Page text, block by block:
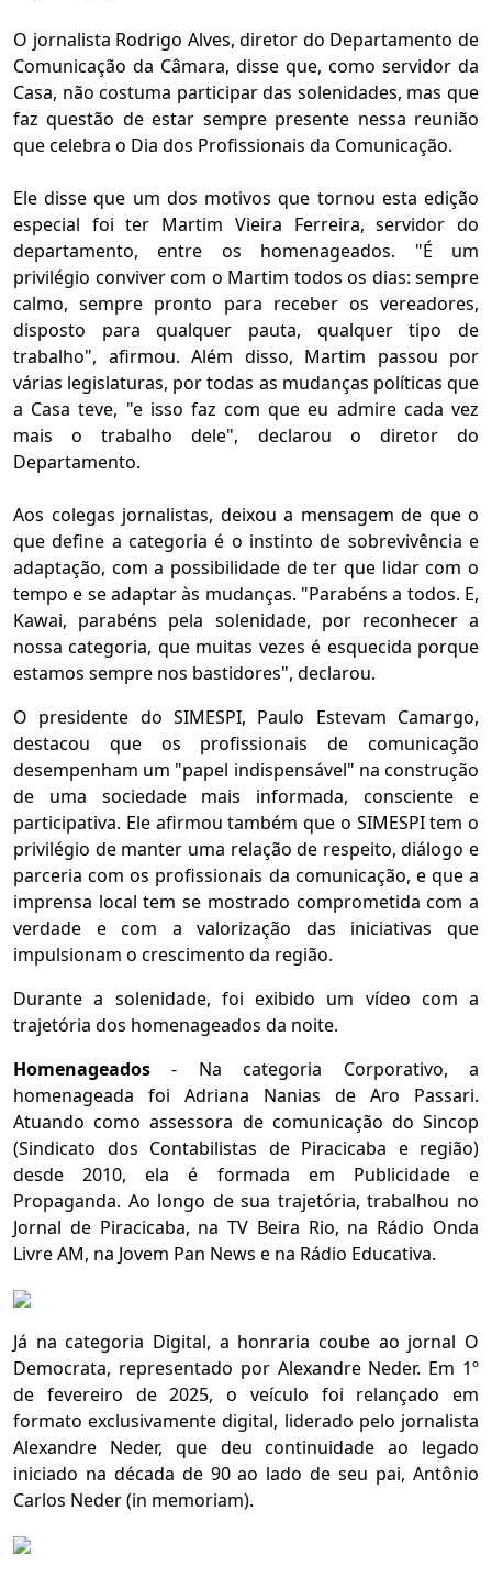
O jornalista Rodrigo Alves, diretor do Departamento de
Comunicação da Câmara, disse que, como servidor da
Casa, não costuma participar das solenidades, mas que
faz questão de estar sempre presente nessa reunião
que celebra o Dia dos Profissionais da Comunicação.
Ele disse que um dos motivos que tornou esta edição
especial foi ter Martim Vieira Ferreira, servidor do
departamento, entre os homenageados. "É um
privilégio conviver com o Martim todos os dias: sempre
calmo, sempre pronto para receber os vereadores,
disposto para qualquer pauta, qualquer tipo de
trabalho", afirmou. Além disso, Martim passou por
várias legislaturas, por todas as mudanças políticas que
a Casa teve, "e isso faz com que eu admire cada vez
mais o trabalho dele", declarou o diretor do
Departamento.
Aos colegas jornalistas, deixou a mensagem de que o
que define a categoria é o instinto de sobrevivência e
adaptação, com a possibilidade de ter que lidar com o
tempo e se adaptar às mudanças. "Parabéns a todos. E,
Kawai, parabéns pela solenidade, por reconhecer a
nossa categoria, que muitas vezes é esquecida porque
estamos sempre nos bastidores", declarou.
O presidente do SIMESPI, Paulo Estevam Camargo,
destacou que os profissionais de comunicação
desempenham um "papel indispensável" na construção
de uma sociedade mais informada, consciente e
participativa. Ele afirmou também que o SIMESPI tem o
privilégio de manter uma relação de respeito, diálogo e
parceria com os profissionais da comunicação, e que a
imprensa local tem se mostrado comprometida com a
verdade e com a valorização das iniciativas que
impulsionam o crescimento da região.
Durante a solenidade, foi exibido um vídeo com a
trajetória dos homenageados da noite.
Homenageados - Na categoria Corporativo, a
homenageada foi Adriana Nanias de Aro Passari.
Atuando como assessora de comunicação do Sincop
(Sindicato dos Contabilistas de Piracicaba e região)
desde 2010, ela é formada em Publicidade e
Propaganda. Ao longo de sua trajetória, trabalhou no
Jornal de Piracicaba, na TV Beira Rio, na Rádio Onda
Livre AM, na Jovem Pan News e na Rádio Educativa.
Já na categoria Digital, a honraria coube ao jornal O
Democrata, representado por Alexandre Neder. Em 1º
de fevereiro de 2025, o veículo foi relançado em
formato exclusivamente digital, liderado pelo jornalista
Alexandre Neder, que deu continuidade ao legado
iniciado na década de 90 ao lado de seu pai, Antônio
Carlos Neder (in memoriam).